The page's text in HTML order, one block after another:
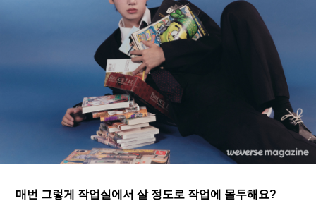
매번 그렇게 작업실에서 살 정도로 작업에 몰두해요?